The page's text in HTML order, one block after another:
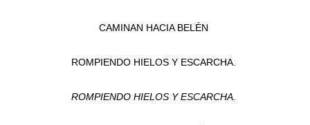
CAMINAN HACIA BELÉN
ROMPIENDO HIELOS Y ESCARCHA.
ROMPIENDO HIELOS Y ESCARCHA.